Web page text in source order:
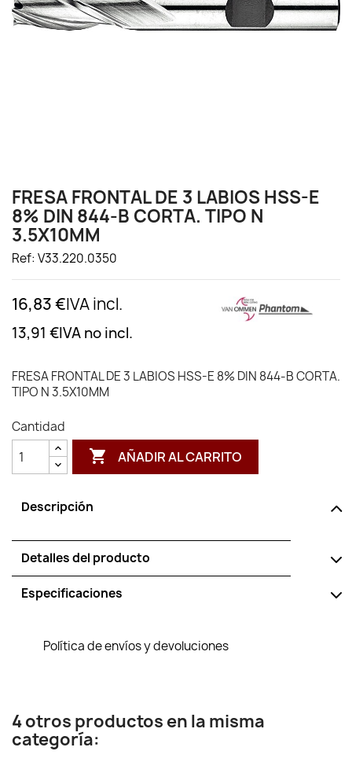
FRESA FRONTAL DE 3 LABIOS HSS-E
8% DIN 844-B CORTA. TIPO N
3.5X10MM
Ref: V33.220.0350
16,83 €IVA incl.
13,91 €IVA no incl.
FRESA FRONTAL DE 3 LABIOS HSS-E 8% DIN 844-B CORTA.
TIPO N 3.5X10MM
Cantidad
 AÑADIR AL CARRITO
Descripción
Detalles del producto
Especificaciones
Política de envíos y devoluciones
4 otros productos en la misma
categoría: